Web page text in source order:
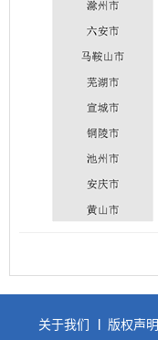
关于我们 版权声明